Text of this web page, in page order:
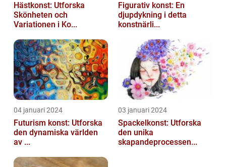
Hästkonst: Utforska
Skönheten och
Variationen i Ko...
Figurativ konst: En
djupdykning i detta
konstnärli...
04 januari 2024
Futurism konst: Utforska
den dynamiska världen
av ...
03 januari 2024
Spackelkonst: Utforska
den unika
skapandeprocessen...